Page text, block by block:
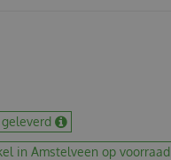
in Amstelveen op voorraad